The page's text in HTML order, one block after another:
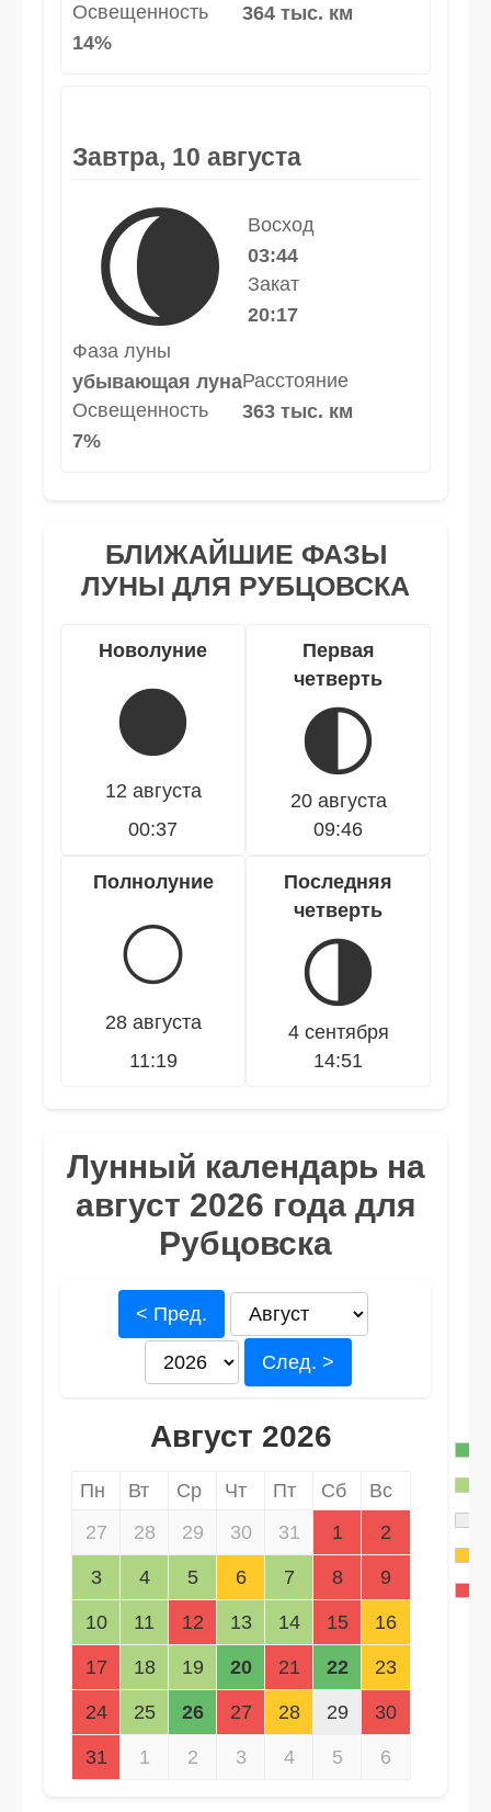
Освещенность
14%
364 тыс. км
Завтра, 10 августа
🌘
Восход
03:44
Закат
20:17
Фаза луны
убывающая луна
Освещенность
7%
Расстояние
363 тыс. км
БЛИЖАЙШИЕ ФАЗЫ
ЛУНЫ ДЛЯ РУБЦОВСКА
Новолуние
🌑
12 августа
00:37
Первая
четверть
🌓
20 августа
09:46
Полнолуние
🌕
28 августа
11:19
Последняя
четверть
🌗
4 сентября
14:51
Лунный календарь на
август 2026 года для
Рубцовска
< Пред.
След. >
Август 2026
Пн Вт Ср Чт Пт Сб
Вс
27
28 29 30 31 1 2
3 4 5 6 7 8 9
10 11 12 13 14 15 16
17 18 19 20 21 22 23
24 25 26 27 28 29 30
31 1 2 3 4 5 6